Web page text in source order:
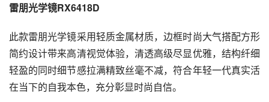
雷朋光学镜RX6418D
此款雷朋光学镜采用轻质金属材质，边框时尚大气搭配方形
简约设计带来高清视觉体验，清透高级尽显优雅，结构纤细
轻盈的同时细节感拉满精致丝毫不减，符合年轻一代真实活
在当下的自我本色，充分彰显时尚自信。